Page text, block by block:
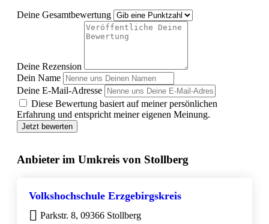
Deine Gesamtbewertung
Deine Rezension
Dein Name
Deine E-Mail-Adresse
Diese Bewertung basiert auf meiner persönlichen
Erfahrung und entspricht meiner eigenen Meinung.
Jetzt bewerten
Anbieter im Umkreis von Stollberg
Volkshochschule Erzgebirgskreis
Parkstr. 8, 09366 Stollberg